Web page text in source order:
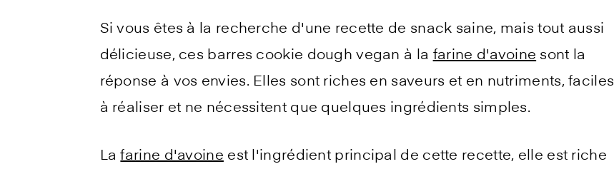
Si vous êtes à la recherche d'une recette de snack saine, mais tout aussi
délicieuse, ces barres cookie dough vegan à la farine d'avoine sont la
réponse à vos envies. Elles sont riches en saveurs et en nutriments, faciles
à réaliser et ne nécessitent que quelques ingrédients simples.
Lafarine d'avoine est l'ingrédient principal de cette recette, elle est riche